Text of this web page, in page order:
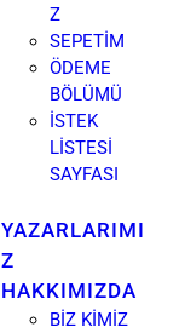
Z
SEPETIM
ÖDEME
BÖLÜMÜ
İSTEK
LISTESI
SAYFASI
YAZARLARIMI
Z
HAKKIMIZDA
BIZ KIMIZ